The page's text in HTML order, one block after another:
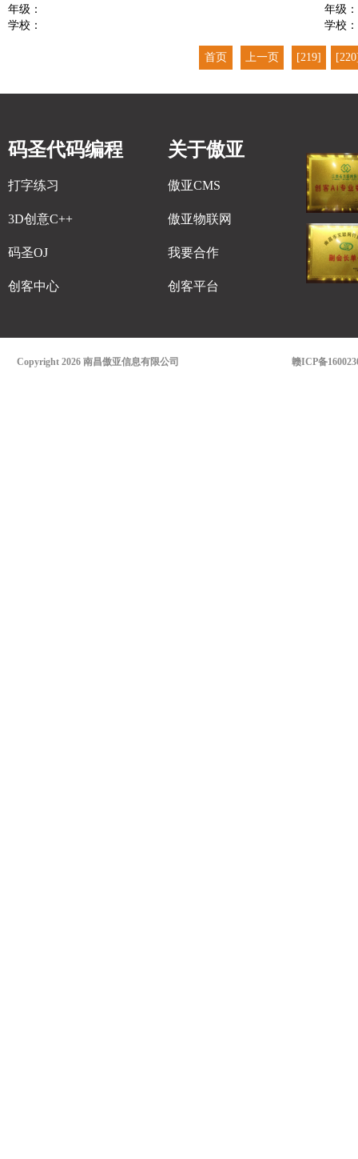
年级：
学校：
年级：
学校：
首页 上一页 [219]
码圣代码编程
打字练习
3D创意C++
码圣OJ
创客中心
关于傲亚
傲亚CMS
傲亚物联网
我要合作
创客平台
Copyright 2026 南昌傲亚信息有限公司 赣ICP备